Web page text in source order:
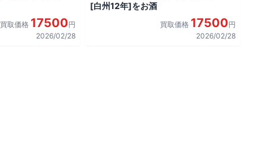
買取価格 17500円
2026/02/28
[白州12年]をお酒
買取価格 17500円
2026/02/28